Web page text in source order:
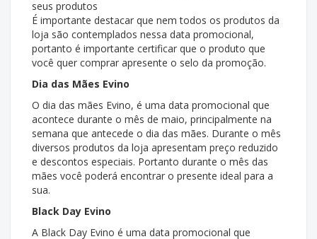
seus produtos
É importante destacar que nem todos os produtos da
loja são contemplados nessa data promocional,
portanto é importante certificar que o produto que
você quer comprar apresente o selo da promoção.
Dia das Mães Evino
O dia das mães Evino, é uma data promocional que
acontece durante o mês de maio, principalmente na
semana que antecede o dia das mães. Durante o mês
diversos produtos da loja apresentam preço reduzido
e descontos especiais. Portanto durante o mês das
mães você poderá encontrar o presente ideal para a
sua.
Black Day Evino
A Black Day Evino é uma data promocional que